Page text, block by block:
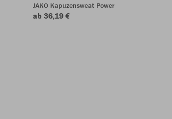
JAKO Kapuzensweat Power
ab 36,19 €